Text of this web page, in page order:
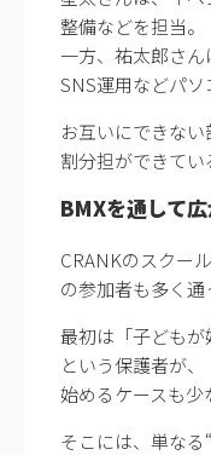
整備などを担当。
一方、祐太郎さ
SNS運用などパソ
お互いにできな
割分担ができてい
BMXを通して
CRANKのスクー
の参加者も多く通
最初は「子どもが
という保護者が
始めるケースも少
そこには、単なる